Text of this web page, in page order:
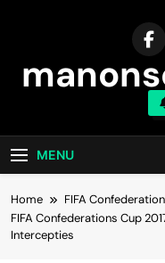
MENU
Home
FIFA
FIFA Confederations Cup
Intercepties